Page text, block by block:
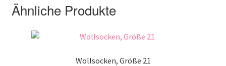
Ähnliche Produkte
Wollsocken, Größe 21